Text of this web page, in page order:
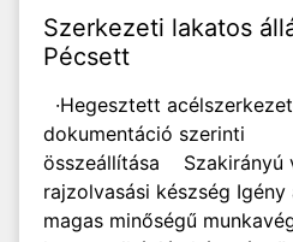
Szerkezeti lakatos
Pécsett
·Hegesztett
dokumentáció szerinti
összeállítása Szakirányú
rajzolvasási készség
magas minőségű